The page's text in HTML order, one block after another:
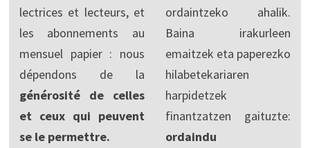
lectrices et lecteurs, et
les abonnements au
mensuel papier : nous
dépendons de la
générosité de celles
et ceux qui peuvent
se le permettre.
ordaintzeko ahalik.
Baina irakurleen
emaitzek eta paperezko
hilabetekariaren
harpidetzek
finantzatzen gaituzte:
ordaindu